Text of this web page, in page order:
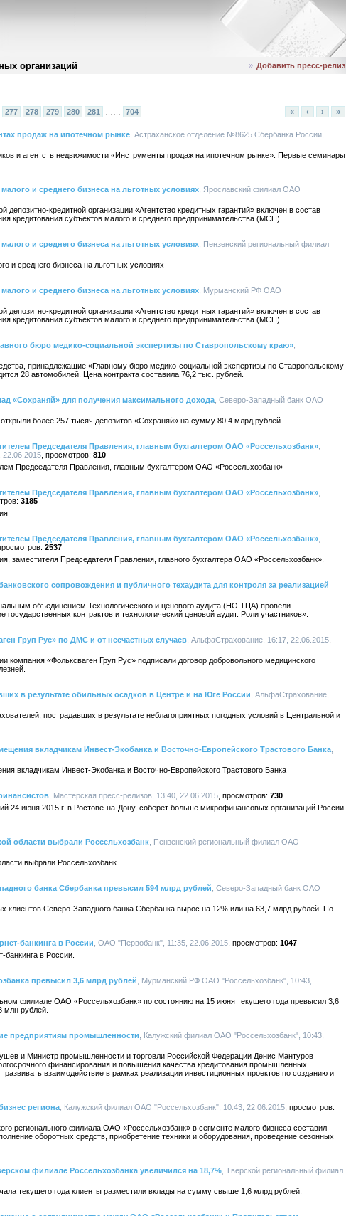
организаций » Добавить пресс-релиз
277 278 279 280 281 704 « ‹ › »
продаж на ипотечном рынке , Астраханское отделение №8625 Сбербанка России,
и агентств недвижимости «Инструменты продаж на ипотечном рынке». Первые семинары
и среднего бизнеса на льготных условиях , Ярославский филиал ОАО
кредитной организации «Агентство кредитных гарантий» включен в состав
кредитования субъектов малого и среднего предпринимательства (МСП).
и среднего бизнеса на льготных условиях , Пензенский региональный филиал
и среднего бизнеса на льготных условиях
и среднего бизнеса на льготных условиях , Мурманский РФ ОАО
кредитной организации «Агентство кредитных гарантий» включен в состав
кредитования субъектов малого и среднего предпринимательства (МСП).
бюро медико-социальной экспертизы по Ставропольскому краю»
принадлежащие «Главному бюро медико-социальной экспертизы по Ставропольскому
28 автомобилей. Цена контракта составила 76,2 тыс. рублей.
«Сохраняй» для получения максимального дохода , Северо-Западный банк ОАО
более 257 тысяч депозитов «Сохраняй» на сумму 80,4 млрд рублей.
Председателя Правления, главным бухгалтером ОАО «Россельхозбанк»
22.06.2015
810
Председателя Правления, главным бухгалтером ОАО «Россельхозбанк»
Председателя Правления, главным бухгалтером ОАО «Россельхозбанк»
3185
Председателя Правления, главным бухгалтером ОАО «Россельхозбанк»
2537
заместителя Председателя Правления, главного бухгалтера ОАО «Россельхозбанк».
сопровождения и публичного техаудита для контроля за реализацией
объединением Технологического и ценового аудита (НО ТЦА) провели
контрактов и технологический ценовой аудит. Роли участников».
Груп Рус» по ДМС и от несчастных случаев , АльфаСтрахование, 16:17, 22.06.2015
«Фольксваген Груп Рус» подписали договор добровольного медицинского
в результате обильных осадков в Центре и на Юге России , АльфаСтрахование,
пострадавших в результате неблагоприятных погодных условий в Центральной и
вкладчикам Инвест-Экобанка и Восточно-Европейского Трастового Банка
вкладчикам Инвест-Экобанка и Восточно-Европейского Трастового Банка
, Мастерская пресс-релизов, 13:40, 22.06.2015
730
июня 2015 г. в Ростове-на-Дону, соберет больше микрофинансовых организаций России
области выбрали Россельхозбанк , Пензенский региональный филиал ОАО
выбрали Россельхозбанк
банка Сбербанка превысил 594 млрд рублей , Северо-Западный банк ОАО
клиентов Северо-Западного банка Сбербанка вырос на 12% или на 63,7 млрд рублей. По
банкинга в России , ОАО "Первобанк", 11:35, 22.06.2015
1047
в России.
превысил 3,6 млрд рублей , Мурманский РФ ОАО "Россельхозбанк", 10:43,
филиале ОАО «Россельхозбанк» по состоянию на 15 июня текущего года превысил 3,6
млн рублей.
предприятиям промышленности , Калужский филиал ОАО "Россельхозбанк", 10:43,
и Министр промышленности и торговли Российской Федерации Денис Мантуров
финансирования и повышения качества кредитования промышленных
взаимодействие в рамках реализации инвестиционных проектов по созданию и
региона , Калужский филиал ОАО "Россельхозбанк", 10:43, 22.06.2015
регионального филиала ОАО «Россельхозбанк» в сегменте малого бизнеса составил
оборотных средств, приобретение техники и оборудования, проведение сезонных
филиале Россельхозбанка увеличился на 18,7% , Тверской региональный филиал
текущего года клиенты разместили вклады на сумму свыше 1,6 млрд рублей.